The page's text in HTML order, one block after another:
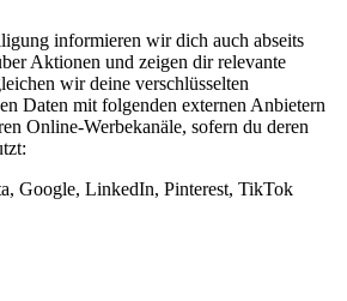
informieren wir dich auch abseits
Aktionen und zeigen dir relevante
wir deine verschlüsselten
Daten mit folgenden externen Anbietern
Online-Werbekanäle, sofern du deren
Google, LinkedIn, Pinterest, TikTok